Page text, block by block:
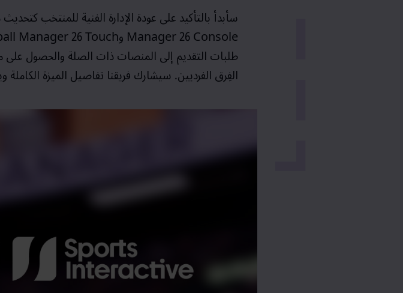
سأبدأ بالتأكيد على عودة الإدارة الفنية للمنتخب
Manager 26 ConsoleوManager 26 Touch
طلبات التقديم إلى المنصات ذات الصلة والحصول
الفِرق الفرديين. سيشارك فريقنا تفاصيل الميزة الكاملة